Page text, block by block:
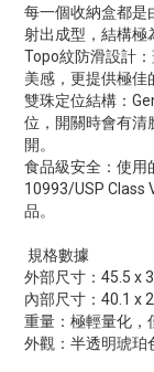
每一個收納盒都是
射出成型，結構極
Topo紋防滑設計
美感，更提供極佳
雙珠定位結構：
位，開關時會有清
開。
食品級安全：使用
10993/USP Class
品。
規格數據
外部尺寸：45.5 x
內部尺寸：40.1 x
重量：極輕量化，
外觀：半透明琥珀